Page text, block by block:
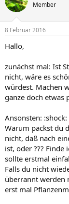
Member
8 Februar 2016
Hallo,
zunächst mal: Ist
nicht, wäre es
würdest. Machen
ganze doch etwas
Ansonsten:
Warum packst du
nicht, daß nach
ist, oder ??? Finde
sollte erstmal
Falls du nicht
überrannt werden
erst mal